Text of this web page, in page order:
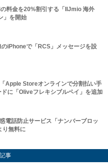
料金を20%割引する「IIJmio 海外
」を開始
のiPhoneで「RCS」メッセージを設
Apple Storeオンラインで分割払い手
に「Oliveフレキシブルペイ」を追加
電話防止サービス「ナンバーブロッ
り無料に
事